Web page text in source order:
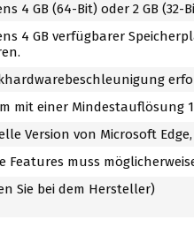
4 GB (64-Bit) oder 2 GB
4 GB verfügbarer
mit einer Mindestauflösung
Version von Microsoft
Features muss
Sie bei dem Hersteller)